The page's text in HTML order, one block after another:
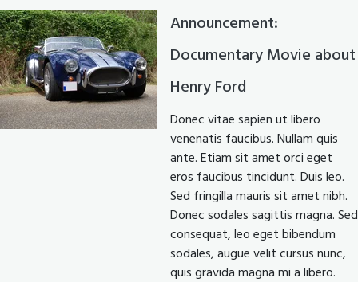
Announcement:
Documentary Movie about
Henry Ford
Donec vitae sapien ut libero
venenatis faucibus. Nullam quis
ante. Etiam sit amet orci eget
eros faucibus tincidunt. Duis leo.
Sed fringilla mauris sit amet nibh.
Donec sodales sagittis magna. Sed
consequat, leo eget bibendum
sodales, augue velit cursus nunc,
quis gravida magna mi a libero.